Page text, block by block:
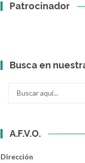
Patrocinador
Busca en
A.F.V.O.
Dirección